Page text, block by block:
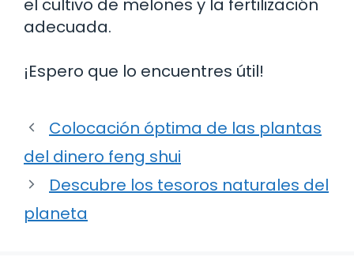
el cultivo de melones y la fertilización
adecuada.
¡Espero que lo encuentres útil!
Colocación óptima de las plantas
del dinero feng shui
Descubre los tesoros naturales del
planeta